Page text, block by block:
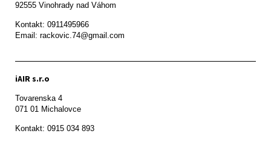
92555 Vinohrady nad Váhom
Kontakt: 0911495966
Email: rackovic.74@gmail.com
iAIR s.r.o
Tovarenska 4
071 01 Michalovce